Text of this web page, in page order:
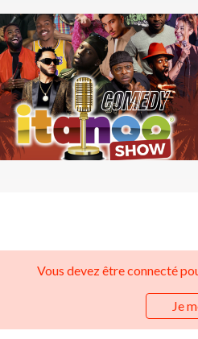
Vous devez être connecté
Je